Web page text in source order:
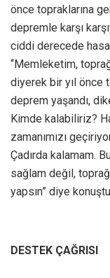
önce topraklarına
depremle karşı
ciddi derecede
“Memleketim,
diyerek bir yıl önce
deprem yaşandı,
Kimde kalabiliriz?
zamanımızı
Çadırda kalamam.
sağlam değil,
yapsın” diye
DESTEK ÇAĞRISI